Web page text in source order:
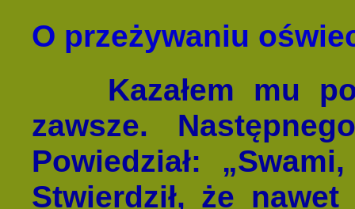
O przeżywaniu
Kazałem mu
zawsze.
Powiedział:
Stwierdził, że